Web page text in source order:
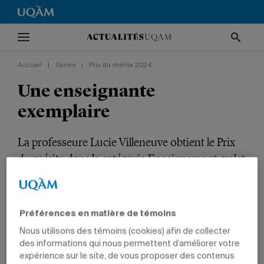
Accueil Séries Prix du mérite 2024
Une enseignante
exemplaire
La professeure Lucie Villeneuve obtient le Prix
du mérite dans la catégorie Enseignement, volet
carrière.
Prix du mérite 2024
VIE UNIVERSITAIRE CULTURE
TÊTES D'AFFICHE
PRIX ET DISTINCTIONS
ENSEIGNEMENT ARTS PROFESSEURS
Préférences en matière de témoins
Nous utilisons des témoins (cookies) afin de collecter
des informations qui nous permettent d’améliorer votre
expérience sur le site, de vous proposer des contenus